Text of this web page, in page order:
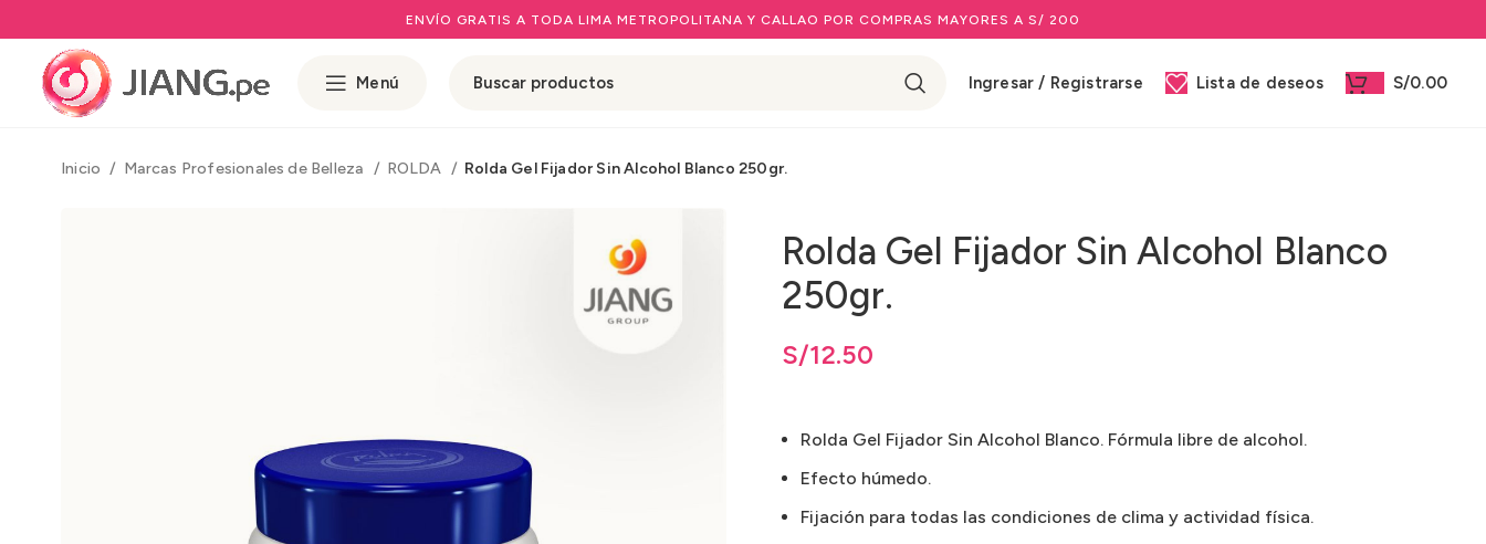
ENVÍO GRATIS A TODA LIMA METROPOLITANA Y CALLAO POR COMPRAS MAYORES A S/ 200
Menú Ingresar / Registrarse Lista de deseos S/0.00
Inicio Marcas Profesionales de Belleza ROLDA Rolda Gel Fijador Sin Alcohol Blanco 250gr.
Rolda Gel Fijador Sin Alcohol Blanco
250gr.
S/12.50
Rolda Gel Fijador Sin Alcohol Blanco. Fórmula libre de alcohol.
Efecto húmedo.
Fijación para todas las condiciones de clima y actividad física.